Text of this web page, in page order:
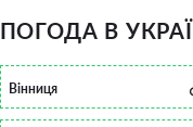
ПОГОДА В
Вінниця